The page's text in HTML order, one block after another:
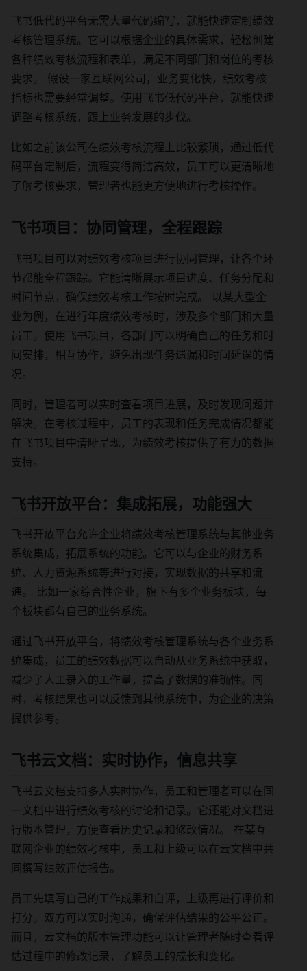
飞书低代码平台无需大量代码编写，就能快速定制绩效
考核管理系统。它可以根据企业的具体需求，轻松创建
各种绩效考核流程和表单，满足不同部门和岗位的考核
要求。 假设一家互联网公司，业务变化快，绩效考核
指标也需要经常调整。使用飞书低代码平台，就能快速
调整考核系统，跟上业务发展的步伐。
比如之前该公司在绩效考核流程上比较繁琐，通过低代
码平台定制后，流程变得简洁高效，员工可以更清晰地
了解考核要求，管理者也能更方便地进行考核操作。
飞书项目：协同管理，全程跟踪
飞书项目可以对绩效考核项目进行协同管理，让各个环
节都能全程跟踪。它能清晰展示项目进度、任务分配和
时间节点，确保绩效考核工作按时完成。 以某大型企
业为例，在进行年度绩效考核时，涉及多个部门和大量
员工。使用飞书项目，各部门可以明确自己的任务和时
间安排，相互协作，避免出现任务遗漏和时间延误的情
况。
同时，管理者可以实时查看项目进展，及时发现问题并
解决。在考核过程中，员工的表现和任务完成情况都能
在飞书项目中清晰呈现，为绩效考核提供了有力的数据
支持。
飞书开放平台：集成拓展，功能强大
飞书开放平台允许企业将绩效考核管理系统与其他业务
系统集成，拓展系统的功能。它可以与企业的财务系
统、人力资源系统等进行对接，实现数据的共享和流
通。 比如一家综合性企业，旗下有多个业务板块，每
个板块都有自己的业务系统。
通过飞书开放平台，将绩效考核管理系统与各个业务系
统集成，员工的绩效数据可以自动从业务系统中获取，
减少了人工录入的工作量，提高了数据的准确性。同
时，考核结果也可以反馈到其他系统中，为企业的决策
提供参考。
飞书云文档：实时协作，信息共享
飞书云文档支持多人实时协作，员工和管理者可以在同
一文档中进行绩效考核的讨论和记录。它还能对文档进
行版本管理，方便查看历史记录和修改情况。 在某互
联网企业的绩效考核中，员工和上级可以在云文档中共
同撰写绩效评估报告。
员工先填写自己的工作成果和自评，上级再进行评价和
打分。双方可以实时沟通，确保评估结果的公平公正。
而且，云文档的版本管理功能可以让管理者随时查看评
估过程中的修改记录，了解员工的成长和变化。